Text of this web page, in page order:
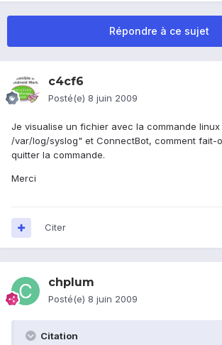
Répondre à ce sujet
c4cf6
Posté(e) 8 juin 2009
Je visualise un fichier avec la commande
/var/log/syslog" et ConnectBot, comment fait-
quitter la commande.
Merci
Citer
chplum
Posté(e) 8 juin 2009
Citation